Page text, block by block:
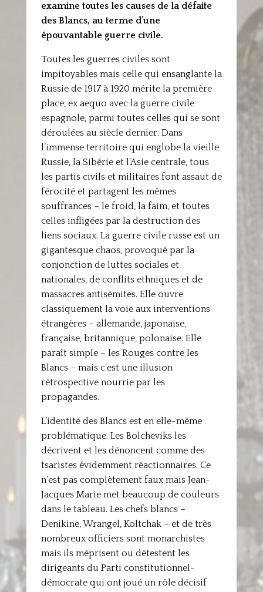
examine toutes les causes de la défaite
des Blancs, au terme d’une
épouvantable guerre civile.
Toutes les guerres civiles sont
impitoyables mais celle qui ensanglante la
Russie de 1917 à 1920 mérite la première
place, ex aequo avec la guerre civile
espagnole, parmi toutes celles qui se sont
déroulées au siècle dernier. Dans
l’immense territoire qui englobe la vieille
Russie, la Sibérie et l’Asie centrale, tous
les partis civils et militaires font assaut de
férocité et partagent les mêmes
souffrances – le froid, la faim, et toutes
celles infligées par la destruction des
liens sociaux. La guerre civile russe est un
gigantesque chaos, provoqué par la
conjonction de luttes sociales et
nationales, de conflits ethniques et de
massacres antisémites. Elle ouvre
classiquement la voie aux interventions
étrangères – allemande, japonaise,
française, britannique, polonaise. Elle
paraît simple – les Rouges contre les
Blancs – mais c’est une illusion
rétrospective nourrie par les
propagandes.
L’identité des Blancs est en elle-même
problématique. Les Bolcheviks les
décrivent et les dénoncent comme des
tsaristes évidemment réactionnaires. Ce
n’est pas complètement faux mais Jean-
Jacques Marie met beaucoup de couleurs
dans le tableau. Les chefs blancs –
Denikine, Wrangel, Koltchak – et de très
nombreux officiers sont monarchistes
mais ils méprisent ou détestent les
dirigeants du Parti constitutionnel-
démocrate qui ont joué un rôle décisif